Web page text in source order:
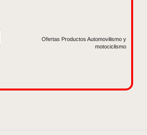
Ofertas Productos Automovilismo y
motociclismo